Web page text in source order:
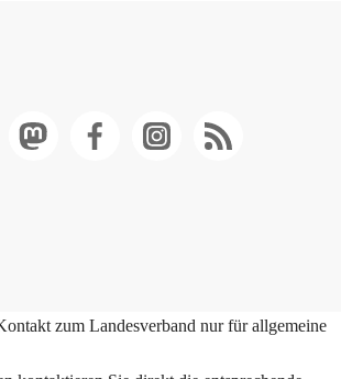
zum Landesverband nur für allgemeine